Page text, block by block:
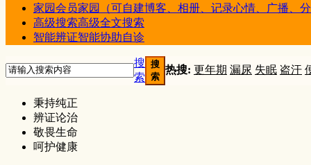
家园会员家园（可自建博客、相册、记录心情、广播、
高级搜索高级全文搜索
智能辨证智能协助自诊
搜
索
搜
索
热搜: 更年期 漏尿 失眠 盗汗
秉持纯正
辨证论治
敬畏生命
呵护健康